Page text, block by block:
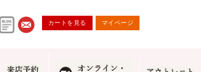
カートを見る マイページ